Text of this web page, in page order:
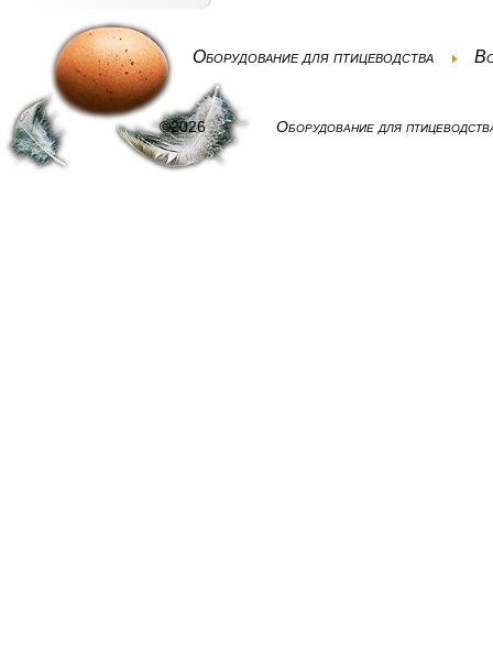
Оборудование для птицеводства
©2026 Оборудование для